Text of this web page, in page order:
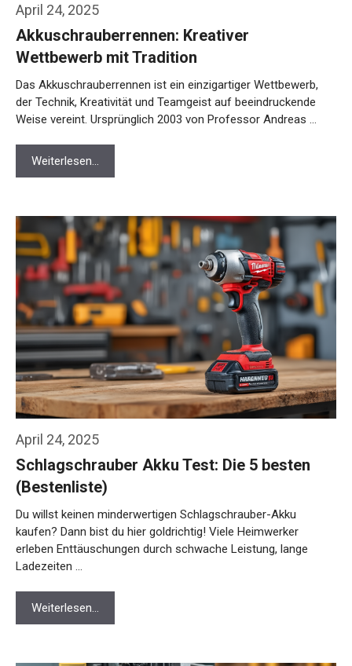
April 24, 2025
Akkuschrauberrennen: Kreativer
Wettbewerb mit Tradition
Das Akkuschrauberrennen ist ein einzigartiger Wettbewerb,
der Technik, Kreativität und Teamgeist auf beeindruckende
Weise vereint. Ursprünglich 2003 von Professor Andreas …
Weiterlesen…
April 24, 2025
Schlagschrauber Akku Test: Die 5 besten
(Bestenliste)
Du willst keinen minderwertigen Schlagschrauber-Akku
kaufen? Dann bist du hier goldrichtig! Viele Heimwerker
erleben Enttäuschungen durch schwache Leistung, lange
Ladezeiten …
Weiterlesen…